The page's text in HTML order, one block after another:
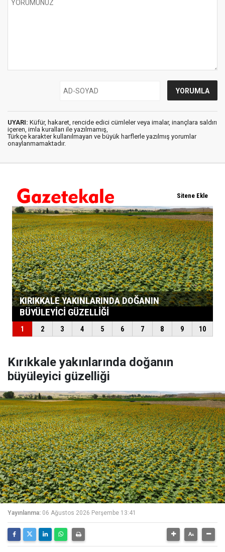
UYARI: Küfür, hakaret, rencide edici cümleler veya imalar, inançlara saldırı
içeren, imla kuralları ile yazılmamış,
Türkçe karakter kullanılmayan ve büyük harflerle yazılmış yorumlar
onaylanmamaktadır.
Kırıkkale yakınlarında doğanın
büyüleyici güzelliği
Yayınlanma: 06 Ağustos 2026 Perşembe 13:41